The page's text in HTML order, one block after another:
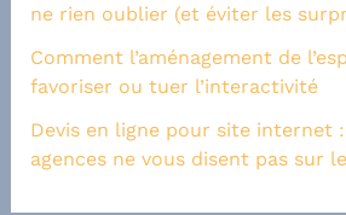
ne rien oublier (et éviter les
Comment l’aménagement de
favoriser ou tuer l’interactivité
Devis en ligne pour site internet
agences ne vous disent pas sur